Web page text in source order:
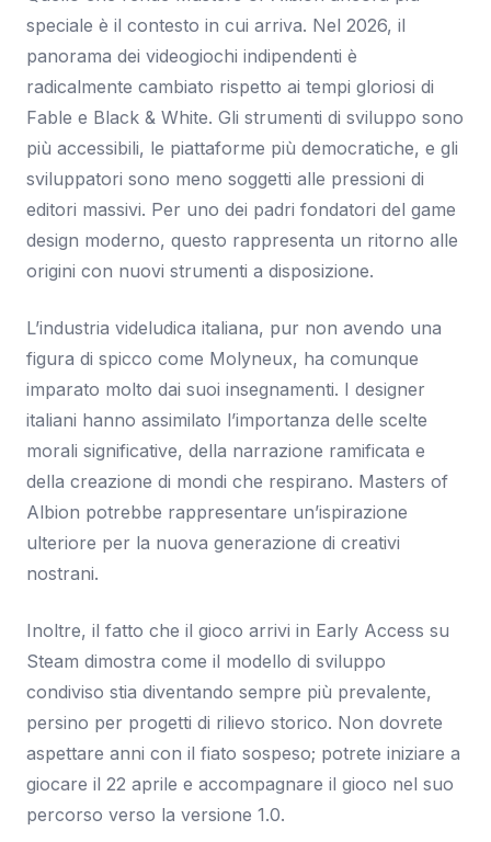
speciale è il contesto in cui arriva. Nel 2026, il
panorama dei videogiochi indipendenti è
radicalmente cambiato rispetto ai tempi gloriosi di
Fable e Black & White. Gli strumenti di sviluppo sono
più accessibili, le piattaforme più democratiche, e gli
sviluppatori sono meno soggetti alle pressioni di
editori massivi. Per uno dei padri fondatori del game
design moderno, questo rappresenta un ritorno alle
origini con nuovi strumenti a disposizione.
L’industria videludica italiana, pur non avendo una
figura di spicco come Molyneux, ha comunque
imparato molto dai suoi insegnamenti. I designer
italiani hanno assimilato l’importanza delle scelte
morali significative, della narrazione ramificata e
della creazione di mondi che respirano. Masters of
Albion potrebbe rappresentare un’ispirazione
ulteriore per la nuova generazione di creativi
nostrani.
Inoltre, il fatto che il gioco arrivi in Early Access su
Steam dimostra come il modello di sviluppo
condiviso stia diventando sempre più prevalente,
persino per progetti di rilievo storico. Non dovrete
aspettare anni con il fiato sospeso; potrete iniziare a
giocare il 22 aprile e accompagnare il gioco nel suo
percorso verso la versione 1.0.